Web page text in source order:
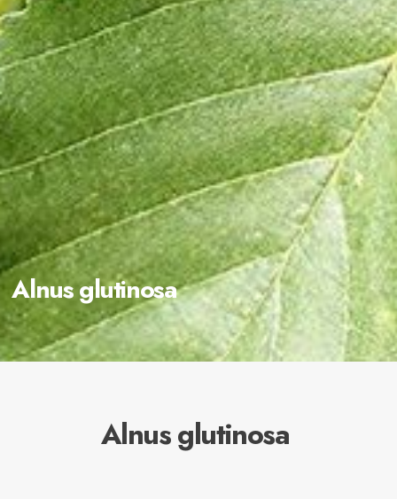
Alnus glutinosa
Alnus glutinosa